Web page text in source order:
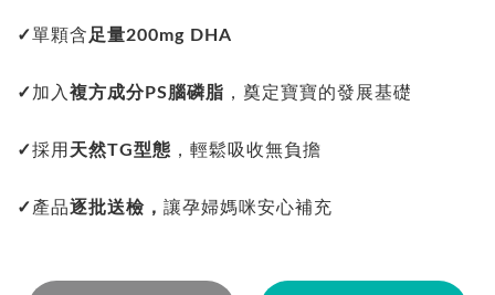
✓單顆含 足量200mg DHA
✓加入 複方成分PS腦磷脂 ，奠定寶寶的發展基礎
✓採用 天然TG型態 ，輕鬆吸收無負擔
✓產品逐批送檢， 讓孕婦媽咪安心補充